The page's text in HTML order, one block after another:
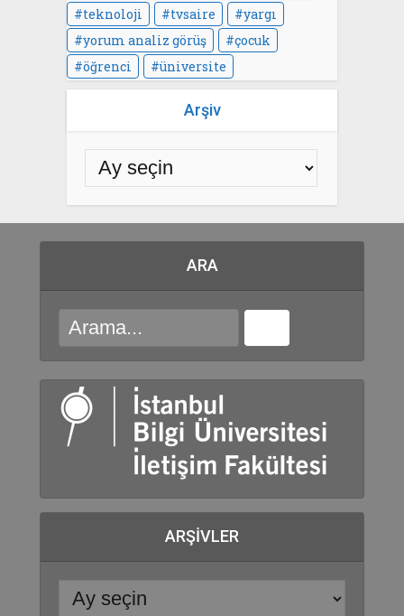
teknoloji
tvsaire
yargı
yorum analiz görüş
çocuk
öğrenci
üniversite
Arşiv
ARA
ARŞIVLER